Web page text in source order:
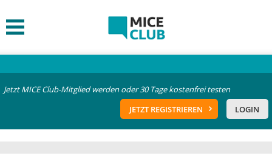
Jetzt MICE Club-Mitglied werden oder 30 Tage kostenfrei testen
JETZT REGISTRIEREN
LOGIN